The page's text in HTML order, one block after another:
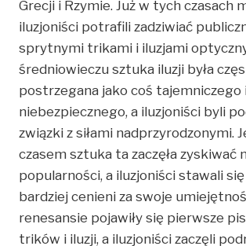
Grecji i Rzymie. Już w tych czasach
iluzjoniści potrafili zadziwiać
sprytnymi trikami i iluzjami
średniowieczu sztuka iluzji była
postrzegana jako coś tajemniczego
niebezpiecznego, a iluzjoniści byli
związki z siłami nadprzyrodzonymi.
czasem sztuka ta zaczęła zyskiwać
popularności, a iluzjoniści stawali
bardziej cenieni za swoje
renesansie pojawiły się pierwsze
trików i iluzji, a iluzjoniści zaczęli